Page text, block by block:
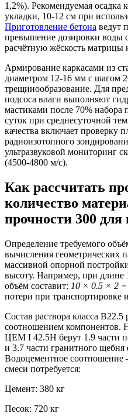
1,2%). Рекомендуемая осадка
укладки, 10-12 см при
Приготовление бетона ведут
превышение дозировки воды
расчётную жёскость матрицы
Армирование каркасами из
диаметром 12-16 мм с шагом
трещинообразование. Для
подсоса влаги выполняют
мастиками после 70% набора
суток при среднесуточной
качества включает проверку
радиоизотопного
ультразвуковой мониторинг
(4500-4800 м/с).
Как рассчитать
количество
прочности 300 для
Определение требуемого
вычисления геометрических
массивной опорной
высоту. Например, при
объём составит: 10 × 0.5 × 2 =
потери при транспортировке
Состав раствора класса В22.5
соотношением компонентов.
ЦЕМ I 42.5Н берут 1.9 части
и 3.7 части гранитного
Водоцементное соотношение
смеси потребуется:
Цемент: 380 кг
Песок: 720 кг